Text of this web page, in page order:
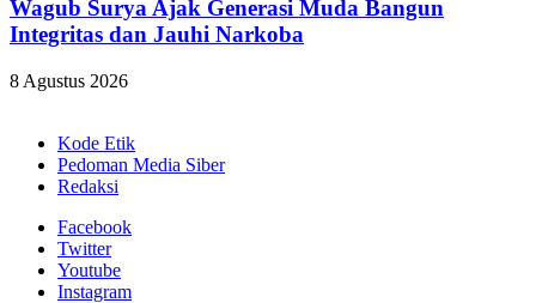
Wagub Surya Ajak Generasi Muda Bangun
Integritas dan Jauhi Narkoba
8 Agustus 2026
Kode Etik
Pedoman Media Siber
Redaksi
Facebook
Twitter
Youtube
Instagram